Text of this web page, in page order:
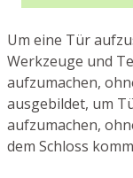
Um eine Tür
Werkzeuge und
aufzumachen,
ausgebildet, um
aufzumachen,
dem Schloss